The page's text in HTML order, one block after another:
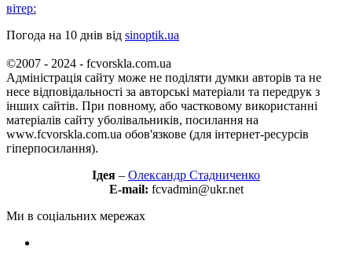
вітер:
Погода на 10 днів від sinoptik.ua
©2007 - 2024 - fcvorskla.com.ua
Адміністрація сайту може не поділяти думки авторів та не
несе відповідальності за авторські матеріали та передрук з
інших сайтів. При повному, або частковому використанні
матеріалів сайту уболівальників, посилання на
www.fcvorskla.com.ua обов'язкове (для інтернет-ресурсів
гіперпосилання).
Ідея – Олександр Стадниченко
E-mail: fcvadmin@ukr.net
Ми в соціальних мережах